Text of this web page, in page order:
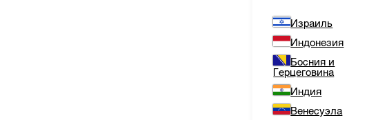
Израиль
Индонезия
Босния и
Герцеговина
Индия
Венесуэла